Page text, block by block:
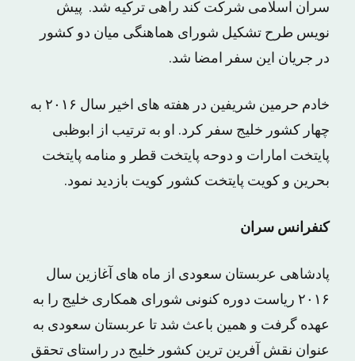
سران اسلامی شرکت کند راهی ترکیه شد. پیش
نویس طرح تشکیل شورای هماهنگی میان دو کشور
در جریان این سفر امضا شد.
خادم حرمین شریفین در هفته های اخیر سال ۲۰۱۶ به
چهار کشور خلیج سفر کرد. او به ترتیب از ابوظبی
پایتخت امارات و دوحه پایتخت قطر و منامه پایتخت
بحرین و کویت پایتخت کشور کویت بازدید نمود.
کنفرانس سران
پادشاهی عربستان سعودی از ماه های آغازین سال
۲۰۱۶ ریاست دوره کنونی شورای همکاری خلیج را به
عهده گرفت و همین باعث شد تا عربستان سعودی به
عنوان نقش آفرین ترین کشور خلیج در راستای تحقق